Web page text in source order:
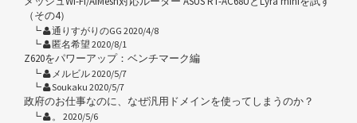
（その4）
通りすがりのGG 2020/4/8
匿名希望 2020/8/1
Z620をパワーアップ：ベンチマーク編
メルビル 2020/5/7
Soukaku 2020/5/7
政府のお仕事なのに、なぜ汎用ドメインを使ってしまうのか？
。 2020/5/6